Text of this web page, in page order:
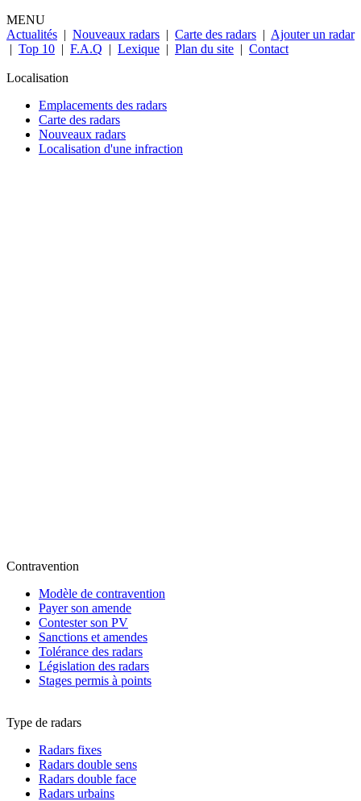
MENU
Actualités | Nouveaux radars | Carte des radars | Ajouter un radar
| Top 10 | F.A.Q | Lexique | Plan du site | Contact
Localisation
Emplacements des radars
Carte des radars
Nouveaux radars
Localisation d'une infraction
Contravention
Modèle de contravention
Payer son amende
Contester son PV
Sanctions et amendes
Tolérance des radars
Législation des radars
Stages permis à points
Type de radars
Radars fixes
Radars double sens
Radars double face
Radars urbains